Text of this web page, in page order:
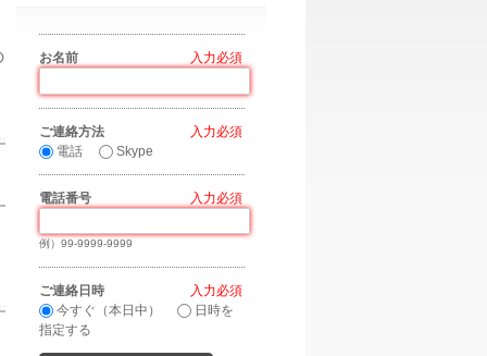
お名前
ご連絡方法
電話
Skype
電話番号
例）99-9999-9999
ご連絡日時
今すぐ（本日中）
日時を
指定する